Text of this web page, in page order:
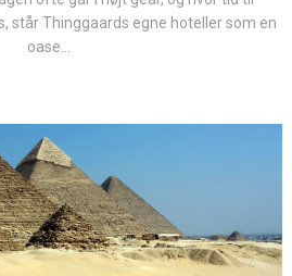
står Thinggaards egne hoteller som en
oase...